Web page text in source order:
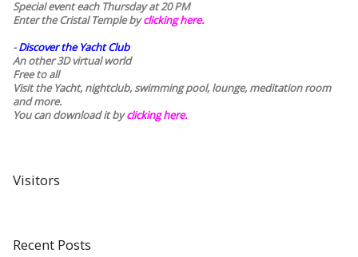
Special event each Thursday at 20 PM
Enter the Cristal Temple byclicking here.
-Discover the Yacht Club
An other 3D virtual world
Free to all
Visit the Yacht, nightclub, swimming pool, lounge, meditation room
and more.
You can download it byclicking here.
Visitors
Recent Posts